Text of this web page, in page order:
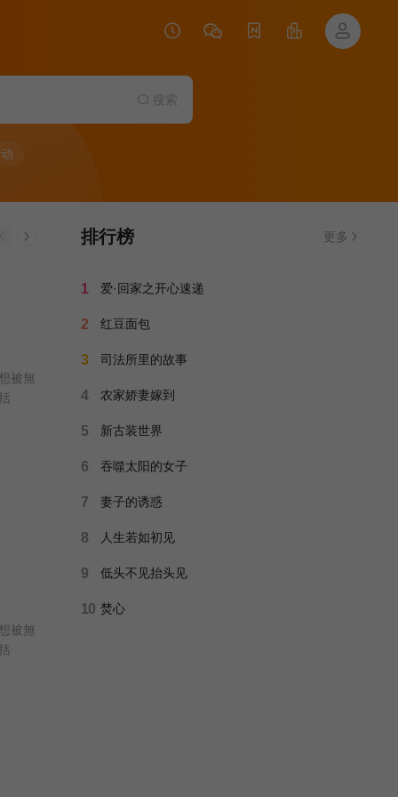
搜索
被無
被無
排行榜 更多
1 爱·回家之开心速递
2 红豆面包
3 司法所里的故事
4 农家娇妻嫁到
5 新古装世界
6 吞噬太阳的女子
7 妻子的诱惑
8 人生若如初见
9 低头不见抬头见
10 焚心